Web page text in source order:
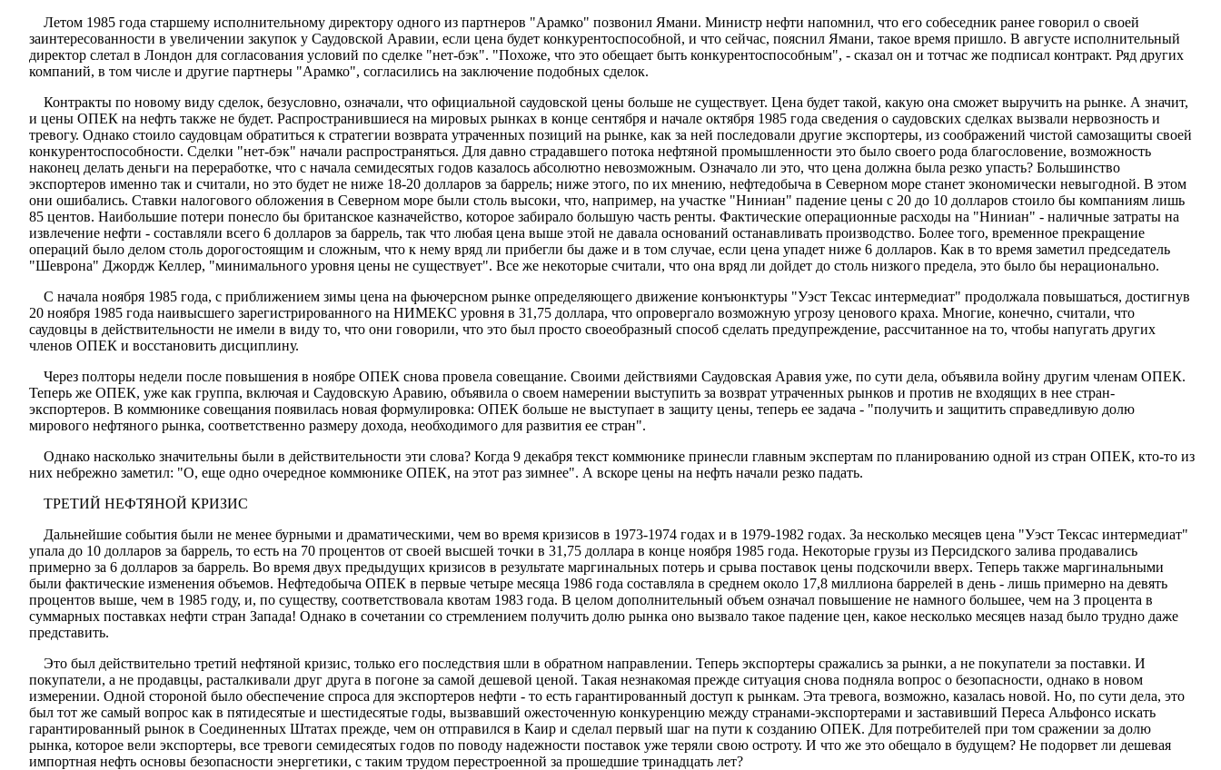
Летом 1985 года старшему исполнительному директору одного из партнеров "Арамко" позвонил Ямани. Министр нефти напомнил, что его собеседник ранее говорил о своей
заинтересованности в увеличении закупок у Саудовской Аравии, если цена будет конкурентоспособной, и что сейчас, пояснил Ямани, такое время пришло. В августе исполнительный
директор слетал в Лондон для согласования условий по сделке "нет-бэк". "Похоже, что это обещает быть конкурентоспособным", - сказал он и тотчас же подписал контракт. Ряд других
компаний, в том числе и другие партнеры "Арамко", согласились на заключение подобных сделок.
Контракты по новому виду сделок, безусловно, означали, что официальной саудовской цены больше не существует. Цена будет такой, какую она сможет выручить на рынке. А значит,
и цены ОПЕК на нефть также не будет. Распространившиеся на мировых рынках в конце сентября и начале октября 1985 года сведения о саудовских сделках вызвали нервозность и
тревогу. Однако стоило саудовцам обратиться к стратегии возврата утраченных позиций на рынке, как за ней последовали другие экспортеры, из соображений чистой самозащиты своей
конкурентоспособности. Сделки "нет-бэк" начали распространяться. Для давно страдавшего потока нефтяной промышленности это было своего рода благословение, возможность
наконец делать деньги на переработке, что с начала семидесятых годов казалось абсолютно невозможным. Означало ли это, что цена должна была резко упасть? Большинство
экспортеров именно так и считали, но это будет не ниже 18-20 долларов за баррель; ниже этого, по их мнению, нефтедобыча в Северном море станет экономически невыгодной. В этом
они ошибались. Ставки налогового обложения в Северном море были столь высоки, что, например, на участке "Ниниан" падение цены с 20 до 10 долларов стоило бы компаниям лишь
85 центов. Наибольшие потери понесло бы британское казначейство, которое забирало большую часть ренты. Фактические операционные расходы на "Ниниан" - наличные затраты на
извлечение нефти - составляли всего 6 долларов за баррель, так что любая цена выше этой не давала оснований останавливать производство. Более того, временное прекращение
операций было делом столь дорогостоящим и сложным, что к нему вряд ли прибегли бы даже и в том случае, если цена упадет ниже 6 долларов. Как в то время заметил председатель
"Шеврона" Джордж Келлер, "минимального уровня цены не существует". Все же некоторые считали, что она вряд ли дойдет до столь низкого предела, это было бы нерационально.
С начала ноября 1985 года, с приближением зимы цена на фьючерсном рынке определяющего движение конъюнктуры "Уэст Тексас интермедиат" продолжала повышаться, достигнув
20 ноября 1985 года наивысшего зарегистрированного на НИМЕКС уровня в 31,75 доллара, что опровергало возможную угрозу ценового краха. Многие, конечно, считали, что
саудовцы в действительности не имели в виду то, что они говорили, что это был просто своеобразный способ сделать предупреждение, рассчитанное на то, чтобы напугать других
членов ОПЕК и восстановить дисциплину.
Через полторы недели после повышения в ноябре ОПЕК снова провела совещание. Своими действиями Саудовская Аравия уже, по сути дела, объявила войну другим членам ОПЕК.
Теперь же ОПЕК, уже как группа, включая и Саудовскую Аравию, объявила о своем намерении выступить за возврат утраченных рынков и против не входящих в нее стран-
экспортеров. В коммюнике совещания появилась новая формулировка: ОПЕК больше не выступает в защиту цены, теперь ее задача - "получить и защитить справедливую долю
мирового нефтяного рынка, соответственно размеру дохода, необходимого для развития ее стран".
Однако насколько значительны были в действительности эти слова? Когда 9 декабря текст коммюнике принесли главным экспертам по планированию одной из стран ОПЕК, кто-то из
них небрежно заметил: "О, еще одно очередное коммюнике ОПЕК, на этот раз зимнее". А вскоре цены на нефть начали резко падать.
ТРЕТИЙ НЕФТЯНОЙ КРИЗИС
Дальнейшие события были не менее бурными и драматическими, чем во время кризисов в 1973-1974 годах и в 1979-1982 годах. За несколько месяцев цена "Уэст Тексас интермедиат"
упала до 10 долларов за баррель, то есть на 70 процентов от своей высшей точки в 31,75 доллара в конце ноября 1985 года. Некоторые грузы из Персидского залива продавались
примерно за 6 долларов за баррель. Во время двух предыдущих кризисов в результате маргинальных потерь и срыва поставок цены подскочили вверх. Теперь также маргинальными
были фактические изменения объемов. Нефтедобыча ОПЕК в первые четыре месяца 1986 года составляла в среднем около 17,8 миллиона баррелей в день - лишь примерно на девять
процентов выше, чем в 1985 году, и, по существу, соответствовала квотам 1983 года. В целом дополнительный объем означал повышение не намного большее, чем на 3 процента в
суммарных поставках нефти стран Запада! Однако в сочетании со стремлением получить долю рынка оно вызвало такое падение цен, какое несколько месяцев назад было трудно даже
представить.
Это был действительно третий нефтяной кризис, только его последствия шли в обратном направлении. Теперь экспортеры сражались за рынки, а не покупатели за поставки. И
покупатели, а не продавцы, расталкивали друг друга в погоне за самой дешевой ценой. Такая незнакомая прежде ситуация снова подняла вопрос о безопасности, однако в новом
измерении. Одной стороной было обеспечение спроса для экспортеров нефти - то есть гарантированный доступ к рынкам. Эта тревога, возможно, казалась новой. Но, по сути дела, это
был тот же самый вопрос как в пятидесятые и шестидесятые годы, вызвавший ожесточенную конкуренцию между странами-экспортерами и заставивший Переса Альфонсо искать
гарантированный рынок в Соединенных Штатах прежде, чем он отправился в Каир и сделал первый шаг на пути к созданию ОПЕК. Для потребителей при том сражении за долю
рынка, которое вели экспортеры, все тревоги семидесятых годов по поводу надежности поставок уже теряли свою остроту. И что же это обещало в будущем? Не подорвет ли дешевая
импортная нефть основы безопасности энергетики, с таким трудом перестроенной за прошедшие тринадцать лет?